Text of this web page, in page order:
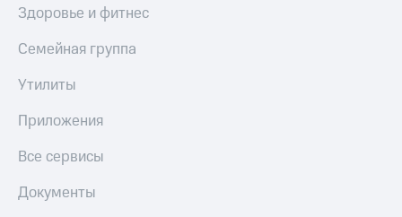
Здоровье и фитнес
Семейная группа
Утилиты
Приложения
Все сервисы
Документы